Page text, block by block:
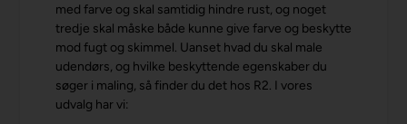
med farve og skal samtidig hindre rust, og noget
tredje skal måske både kunne give farve og beskytte
mod fugt og skimmel. Uanset hvad du skal male
udendørs, og hvilke beskyttende egenskaber du
søger i maling, så finder du det hos R2. I vores
udvalg har vi: